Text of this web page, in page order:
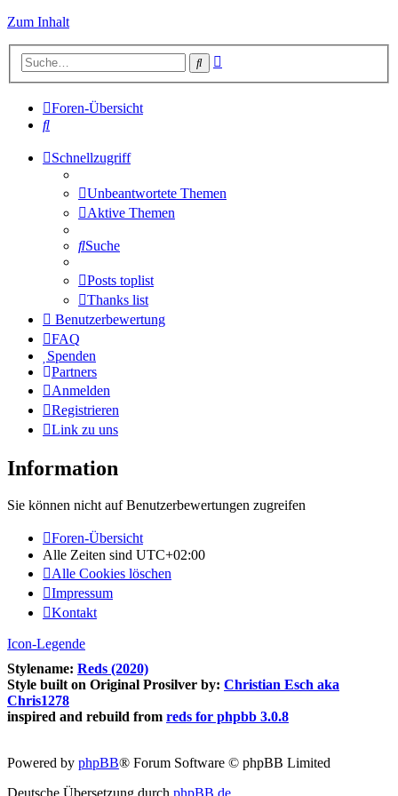
Zum Inhalt
Suche
Foren-Übersicht
Suche
Schnellzugriff
Unbeantwortete Themen
Aktive Themen
Suche
Posts toplist
Thanks list
Benutzerbewertung
FAQ
Spenden
Partners
Anmelden
Registrieren
Link zu uns
Information
Sie können nicht auf Benutzerbewertungen zugreifen
Foren-Übersicht
Alle Zeiten sind UTC+02:00
Alle Cookies löschen
Impressum
Kontakt
Icon-Legende
Stylename: Reds (2020)
Style built on Original Prosilver by: Christian Esch aka
Chris1278
inspired and rebuild from reds for phpbb 3.0.8
Powered by phpBB® Forum Software © phpBB Limited